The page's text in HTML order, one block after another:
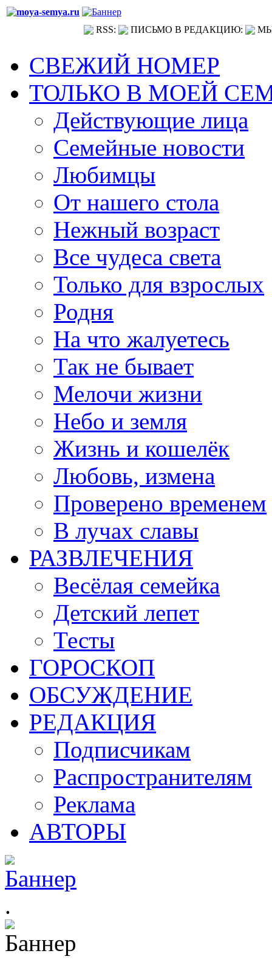
RSS: ПИСЬМО В РЕДАКЦИЮ:
СВЕЖИЙ НОМЕР
ТОЛЬКО В МОЕЙ
Действующие лица
Семейные новости
Любимцы
От нашего стола
Нежный возраст
Все чудеса света
Только для взрослых
Родня
На что жалуетесь
Так не бывает
Мелочи жизни
Небо и земля
Жизнь и кошелёк
Любовь, измена
Проверено временем
В лучах славы
РАЗВЛЕЧЕНИЯ
Весёлая семейка
Детский лепет
Тесты
ГОРОСКОП
ОБСУЖДЕНИЕ
РЕДАКЦИЯ
Подписчикам
Распространителям
Реклама
АВТОРЫ
.